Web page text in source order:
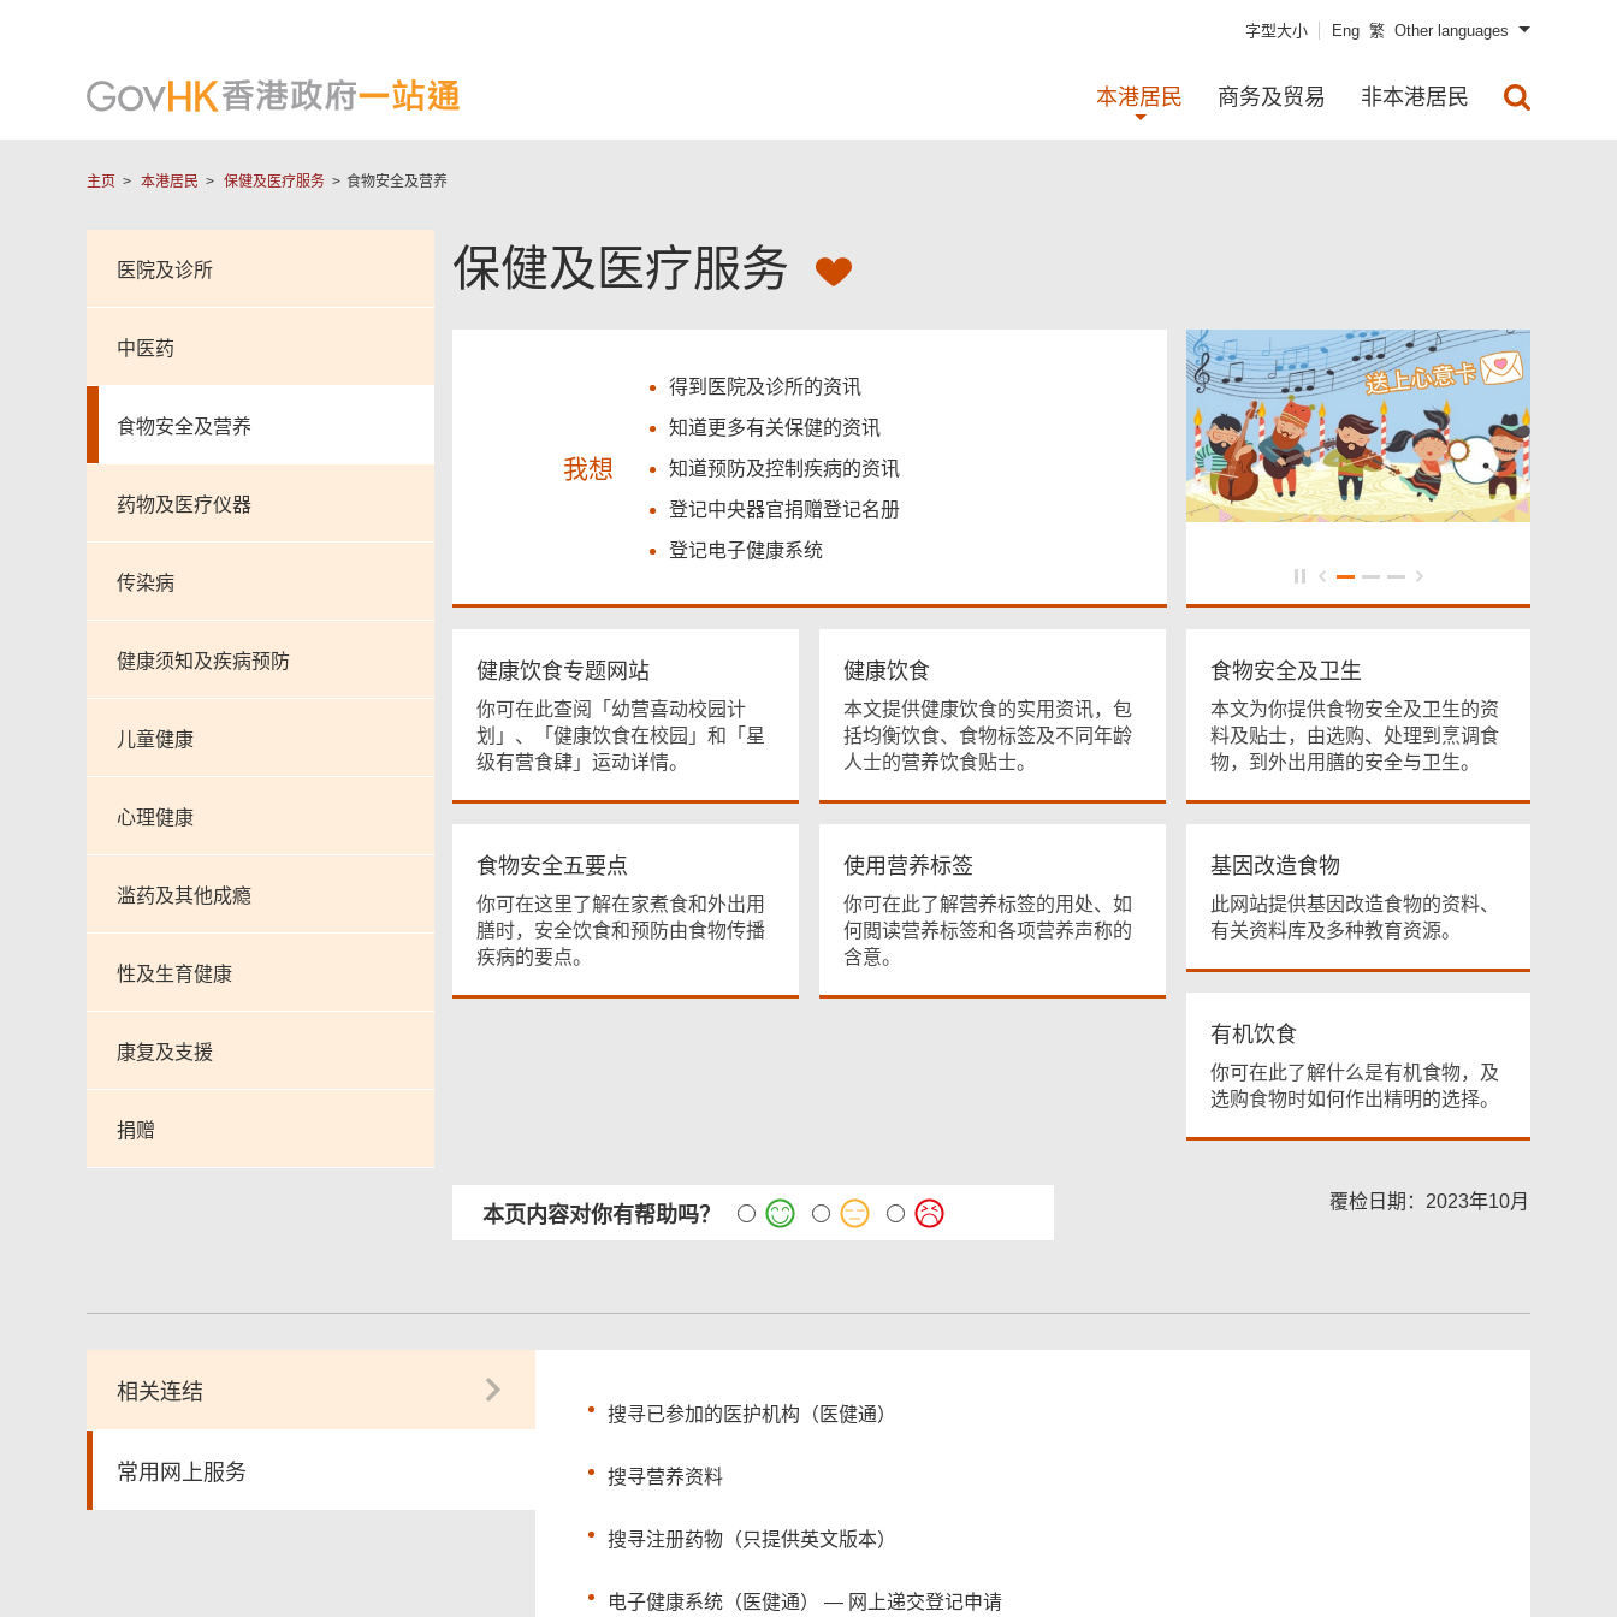
字型大小 Eng 繁 Other languages
本港居民 商务及贸易 非本港居民
主页 本港居民 保健及医疗服务 食物安全及营养
医院及诊所
中医药
食物安全及营养
药物及医疗仪器
传染病
健康须知及疾病预防
儿童健康
心理健康
滥药及其他成瘾
性及生育健康
康复及支援
捐赠
保健及医疗服务
我想
得到医院及诊所的资讯
知道更多有关保健的资讯
知道预防及控制疾病的资讯
登记中央器官捐赠登记名册
登记电子健康系统
健康饮食专题网站
你可在此查阅「幼营喜动校园计
划」、「健康饮食在校园」和「星
级有营食肆」运动详情。
健康饮食
本文提供健康饮食的实用资讯，包
括均衡饮食、食物标签及不同年龄
人士的营养饮食贴士。
食物安全及卫生
本文为你提供食物安全及卫生的资
料及贴士，由选购、处理到烹调食
物，到外出用膳的安全与卫生。
食物安全五要点
你可在这里了解在家煮食和外出用
膳时，安全饮食和预防由食物传播
疾病的要点。
使用营养标签
你可在此了解营养标签的用处、如
何閲读营养标签和各项营养声称的
含意。
基因改造食物
此网站提供基因改造食物的资料、
有关资料库及多种教育资源。
有机饮食
你可在此了解什么是有机食物，及
选购食物时如何作出精明的选择。
本页内容对你有帮助吗？
覆检日期：2023年10月
相关连结
常用网上服务
搜寻已参加的医护机构（医健通）
搜寻营养资料
搜寻注册药物（只提供英文版本）
电子健康系统（医健通） — 网上递交登记申请